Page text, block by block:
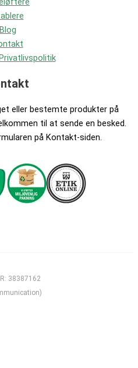
Blog
eller bestemte produkter på
til at sende en besked.
på Kontakt-siden.
38387162